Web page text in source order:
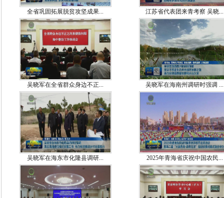
全省巩固拓展脱贫攻坚成果... 江苏省代表团来青考察 吴晓...
吴晓军在全省群众身边不正... 吴晓军在海南州调研时强调 ...
吴晓军在海东市化隆县调研... 2025年青海省庆祝中国农民...